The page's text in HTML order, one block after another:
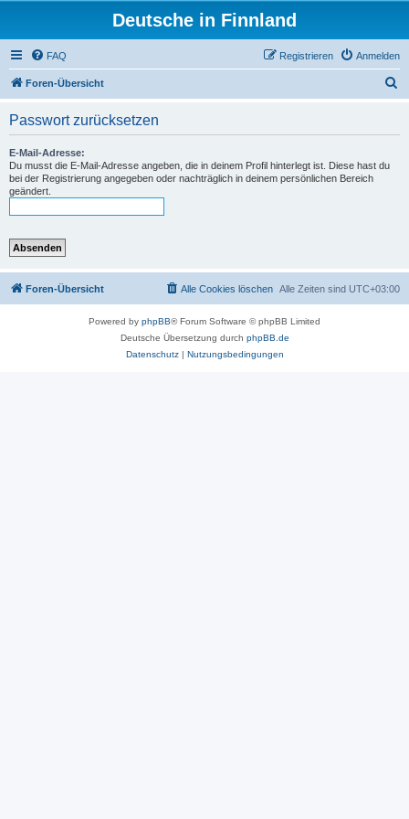
Deutsche in Finnland
FAQ Anmelden
Registrieren
Foren-Übersicht
Passwort zurücksetzen
E-Mail-Adresse:
Du musst die E-Mail-Adresse angeben, die in deinem Profil hinterlegt ist. Diese hast du
bei der Registrierung angegeben oder nachträglich in deinem persönlichen Bereich
geändert.
Foren-Übersicht Alle Zeiten sind UTC+03:00
Alle Cookies löschen
Powered by phpBB® Forum Software © phpBB Limited
Deutsche Übersetzung durch phpBB.de
Datenschutz| Nutzungsbedingungen